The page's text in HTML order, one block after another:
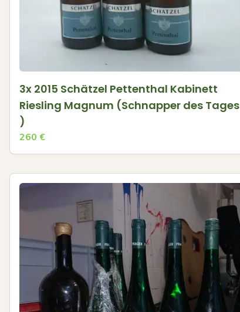
3x 2015 Schätzel Pettenthal Kabinett
Riesling Magnum (Schnapper des Tages
)
260 €